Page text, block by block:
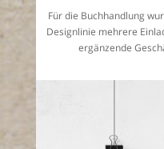
Für die Buchhandlung
Designlinie mehrere
ergänzende